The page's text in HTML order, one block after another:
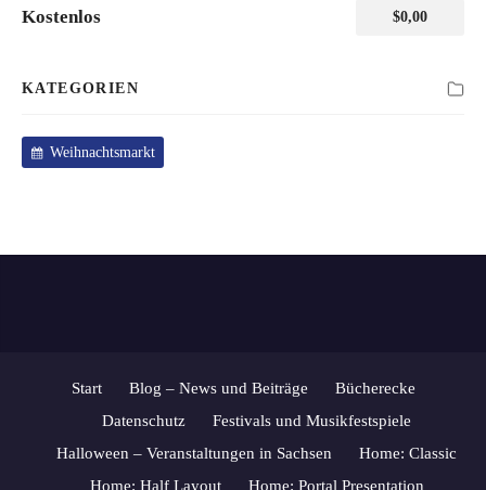
Kostenlos $0,00
KATEGORIEN
Weihnachtsmarkt
Start Blog – News und Beiträge
Bücherecke
Datenschutz
Festivals und Musikfestspiele
Halloween – Veranstaltungen in Sachsen
Home: Classic
Home: Half Layout
Home: Portal Presentation